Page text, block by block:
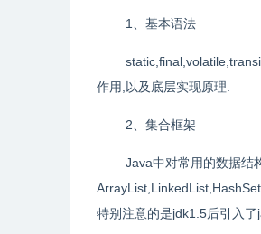
1、基本语法
作用,以及底层实现原理.
2、集合框架
Java中对常用的数据结
特别注意的是jdk1.5后引入